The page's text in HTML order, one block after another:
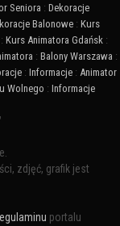
Seniora : Dekoracje
Balonowe : Kurs
: Kurs Animatora Gdańsk :
: Balony Warszawa :
: Informacje : Animator
Wolnego : Informacje
zdjęć, grafik jest
portalu